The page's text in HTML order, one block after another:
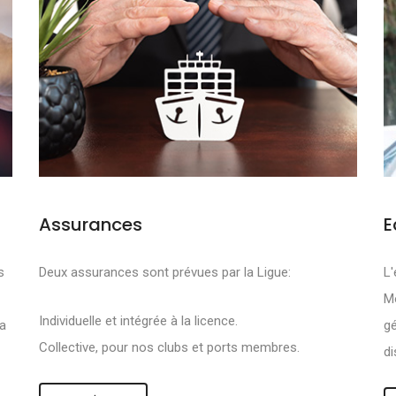
SONT DE
:
Assurances
Deux assurances sont prévues par la Ligue:
Individuelle et intégrée à la licence.
Collective, pour nos clubs et ports membres.